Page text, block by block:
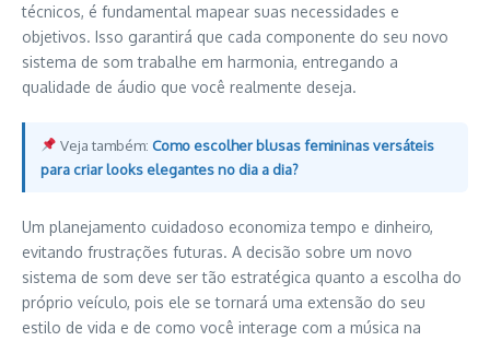
técnicos, é fundamental mapear suas necessidades e
objetivos. Isso garantirá que cada componente do seu novo
sistema de som trabalhe em harmonia, entregando a
qualidade de áudio que você realmente deseja.
Veja também:Como escolher blusas femininas versáteis
para criar looks elegantes no dia a dia?
Um planejamento cuidadoso economiza tempo e dinheiro,
evitando frustrações futuras. A decisão sobre um novo
sistema de som deve ser tão estratégica quanto a escolha do
próprio veículo, pois ele se tornará uma extensão do seu
estilo de vida e de como você interage com a música na